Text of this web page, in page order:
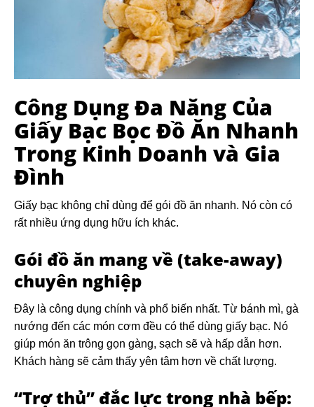
Công Dụng Đa Năng Của
Giấy Bạc Bọc Đồ Ăn Nhanh
Trong Kinh Doanh và Gia
Đình
Giấy bạc không chỉ dùng để gói đồ ăn nhanh. Nó còn có
rất nhiều ứng dụng hữu ích khác.
Gói đồ ăn mang về (take-away)
chuyên nghiệp
Đây là công dụng chính và phổ biến nhất. Từ bánh mì, gà
nướng đến các món cơm đều có thể dùng giấy bạc. Nó
giúp món ăn trông gọn gàng, sạch sẽ và hấp dẫn hơn.
Khách hàng sẽ cảm thấy yên tâm hơn về chất lượng.
“Trợ thủ” đắc lực trong nhà bếp: